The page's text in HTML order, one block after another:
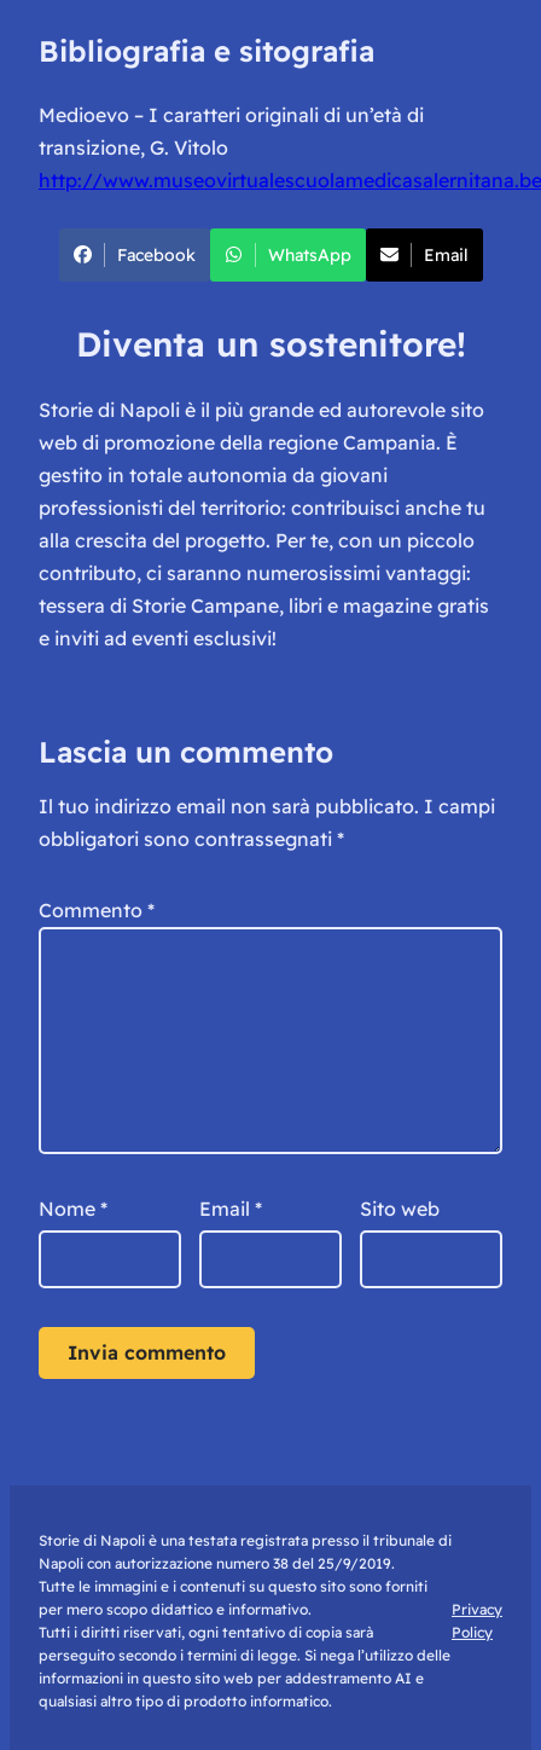
Bibliografia e sitografia
Medioevo – I caratteri originali di un’età di
transizione, G. Vitolo
http://
Facebook WhatsApp Email
Diventa un sostenitore!
Storie di Napoli è il più grande ed autorevole sito
web di promozione della regione Campania. È
gestito in totale autonomia da giovani
professionisti del territorio: contribuisci anche tu
alla crescita del progetto. Per te, con un piccolo
contributo, ci saranno numerosissimi vantaggi:
tessera di Storie Campane, libri e magazine gratis
e inviti ad eventi esclusivi!
Lascia un commento
Il tuo indirizzo email non sarà pubblicato. I campi
obbligatori sono contrassegnati *
Commento *
Nome * Email * Sito web
Storie di Napoli è una testata registrata presso il tribunale di
Napoli con autorizzazione numero 38 del 25/9/2019.
Tutte le immagini e i contenuti su questo sito sono forniti
per mero scopo didattico e informativo.
Tutti i diritti riservati, ogni tentativo di copia sarà
perseguito secondo i termini di legge. Si nega l’utilizzo delle
informazioni in questo sito web per addestramento AI e
qualsiasi altro tipo di prodotto informatico.
Privacy
Policy